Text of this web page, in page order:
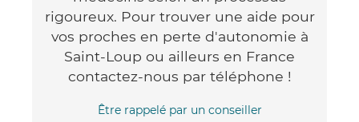
rigoureux. Pour trouver une aide pour
vos proches en perte d'autonomie à
Saint-Loup ou ailleurs en France
contactez-nous par téléphone !
Être rappelé par un conseiller